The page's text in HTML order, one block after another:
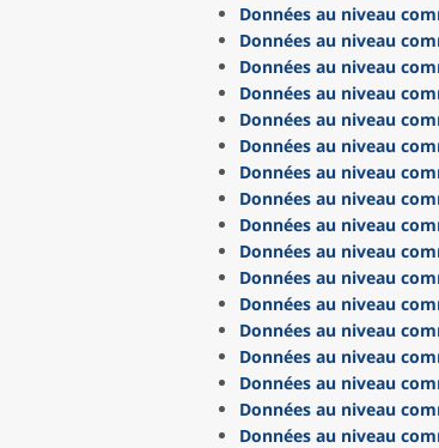
Données au niveau
Données au niveau
Données au niveau
Données au niveau
Données au niveau
Données au niveau
Données au niveau
Données au niveau
Données au niveau
Données au niveau
Données au niveau
Données au niveau
Données au niveau
Données au niveau
Données au niveau
Données au niveau
Données au niveau